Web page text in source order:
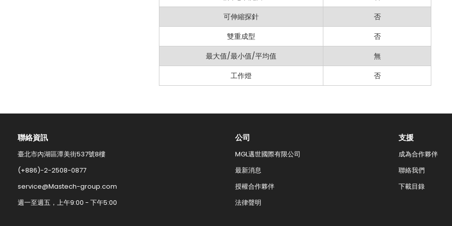
可伸縮探針
否
雙重成型
否
最大值/最小值/平均值
無
工作燈
否
聯絡資訊​
臺北市內湖區潭美街537號8樓
(+886)-2-2508-0877​
service@Mastech-group.com​
週一至週五，上午9:00 - 下午5:00​
公司
MGL邁世國際有限公司
最新消息
授權合作夥伴
法律聲明
支援
成為合作夥伴
聯絡我們​
下載目錄